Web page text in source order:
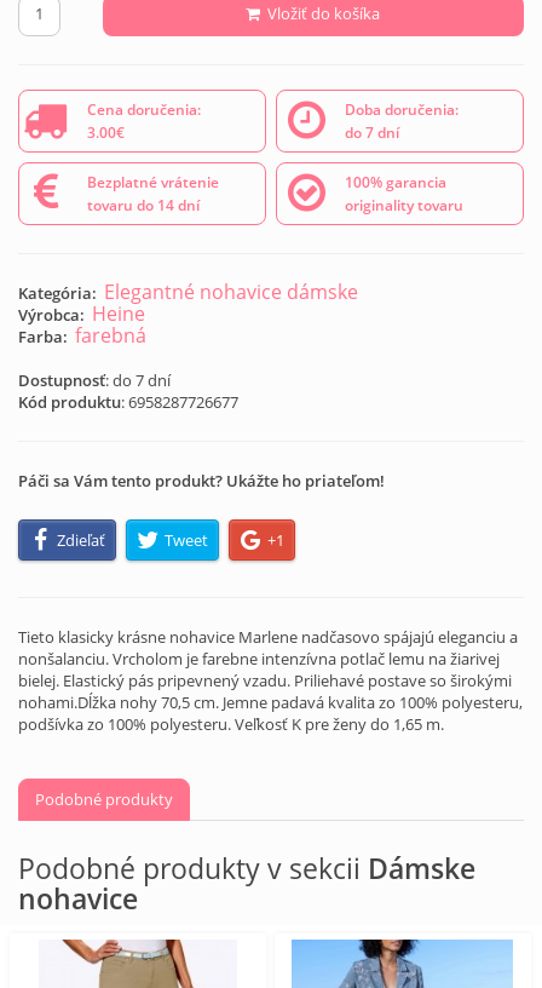
Vložiť do košíka
Cena doručenia:
3.00€
Doba doručenia:
do 7 dní
Bezplatné vrátenie
tovaru do 14 dní
100% garancia
originality tovaru
Kategória: Elegantné nohavice dámske
Výrobca: Heine
Farba: farebná
Dostupnosť: do 7 dní
Kód produktu:6958287726677
Páči sa Vám tento produkt? Ukážte ho priateľom!
Zdieľať Tweet +1
Tieto klasicky krásne nohavice Marlene nadčasovo spájajú eleganciu a
nonšalanciu. Vrcholom je farebne intenzívna potlač lemu na žiarivej
bielej. Elastický pás pripevnený vzadu. Priliehavé postave so širokými
nohami.Dĺžka nohy 70,5 cm. Jemne padavá kvalita zo 100% polyesteru,
podšívka zo 100% polyesteru. Veľkosť K pre ženy do 1,65 m.
Podobné produkty
Podobné produkty v sekcii Dámske
nohavice